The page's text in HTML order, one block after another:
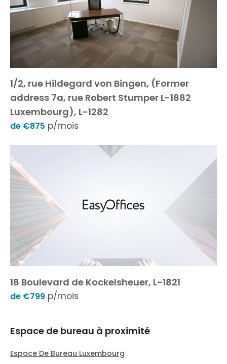
1/2, rue Hildegard von Bingen, (Former
address 7a, rue Robert Stumper L-1882
Luxembourg), L-1282
de €875 p/mois
18 Boulevard de Kockelsheuer, L-1821
de €799 p/mois
Espace de bureau à proximité
Espace De Bureau Luxembourg